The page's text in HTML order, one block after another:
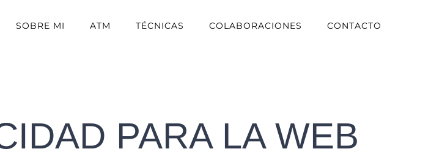
SOBRE MI ATM TÉCNICAS COLABORACIONES CONTACTO
PARA LA WEB